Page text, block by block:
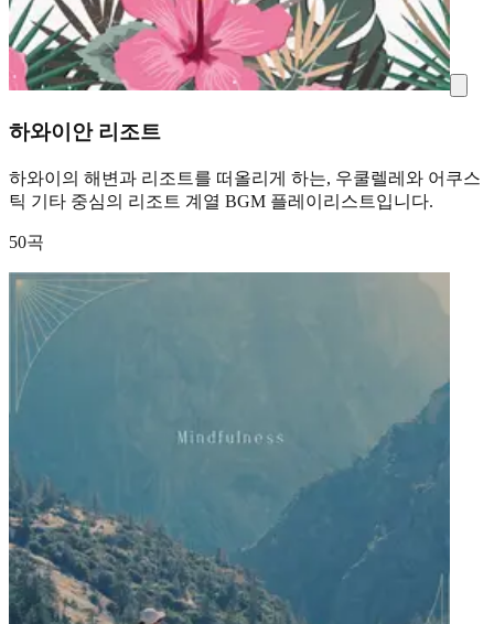
하와이안 리조트
하와이의 해변과 리조트를 떠올리게 하는, 우쿨렐레와 어쿠스
틱 기타 중심의 리조트 계열 BGM 플레이리스트입니다.
50곡